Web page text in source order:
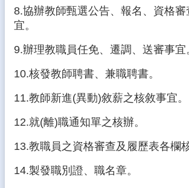
相
關
結
回
頁
8.協辦教師甄選公告、報名、資格
宜。
9.辦理教職員任免、遷調、送審事宜
10.核發教師聘書、兼職聘書。
11.教師新進(異動)敘薪之核敘事宜。
12.就(離)職通知單之核辦。
13.教職員之資格審查及履歷表各欄
14.製發職別證、職名章。